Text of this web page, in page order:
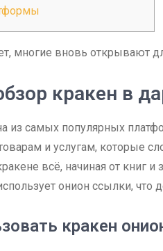
многие вновь открывают
кракен в
из самых популярных
и услугам, которые
всё, начиная от книг и
онион ссылки,
кракен